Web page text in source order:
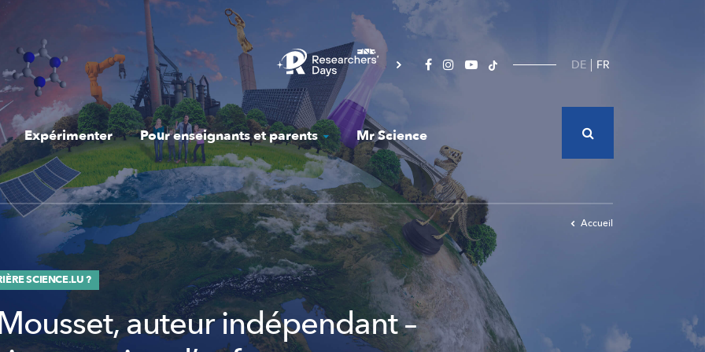
DE FR
Expérimenter Pour enseignants et parents Mr Science
Accueil
SCIENCE.LU ?
auteur indépendant –